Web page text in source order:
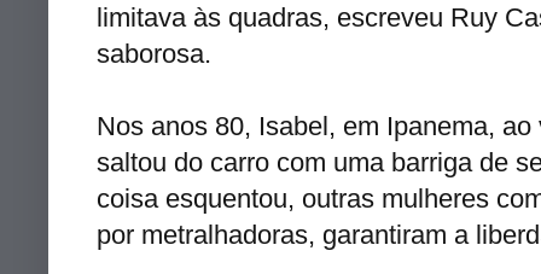
limitava às quadras, escreveu Ruy
saborosa.
Nos anos 80, Isabel, em Ipanema,
saltou do carro com uma barriga de
coisa esquentou, outras mulheres
por metralhadoras, garantiram a